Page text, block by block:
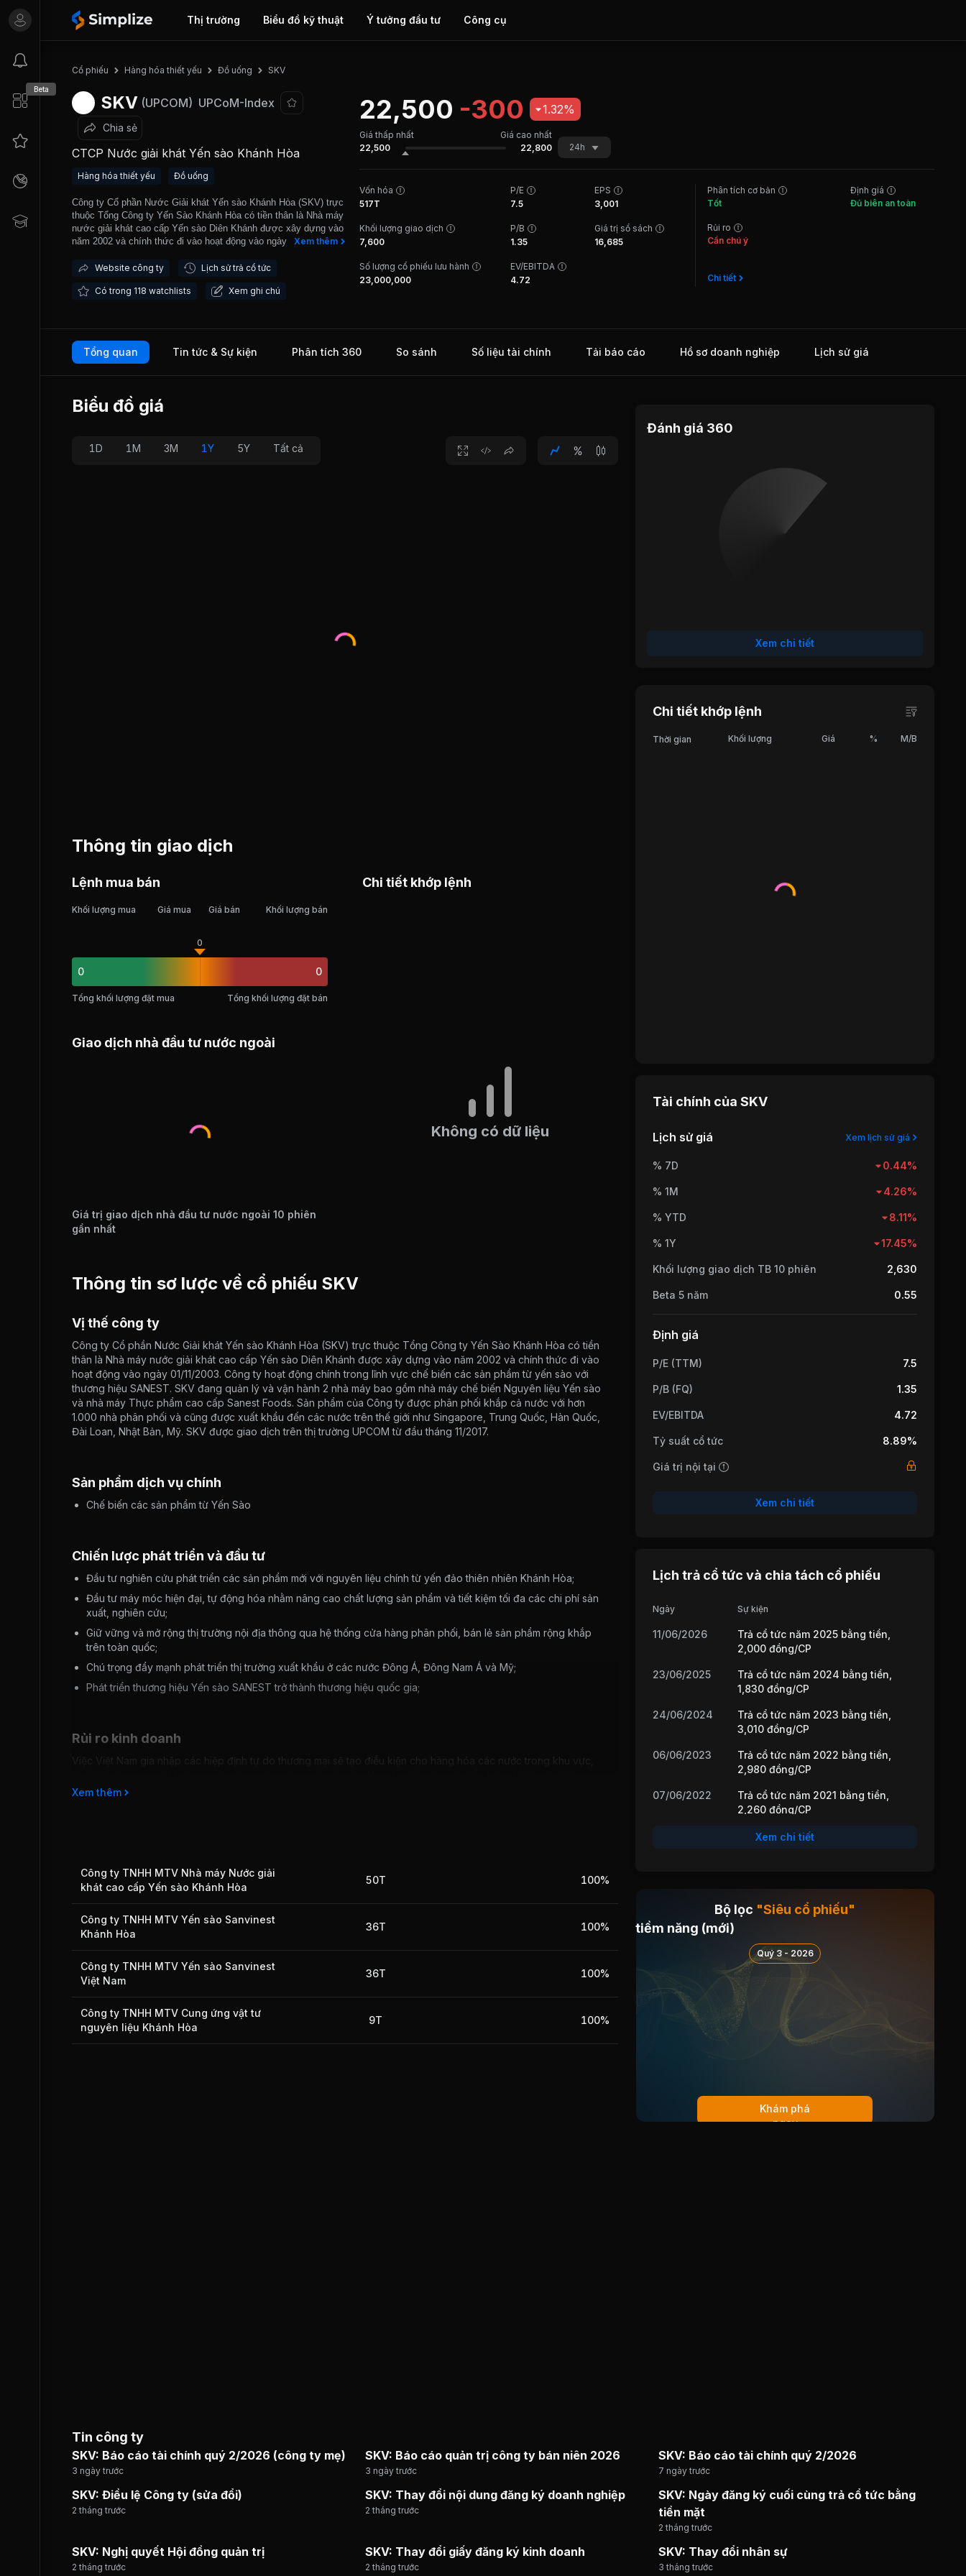
Thị trường Biểu đồ kỹ thuật Ý tưởng đầu tư Công cụ
Beta
Cổ phiếu Hàng hóa thiết yếu Đồ uống SKV
SKV (UPCOM) UPCoM-Index
Chia sẻ
CTCP Nước giải khát Yến sào Khánh Hòa
Hàng hóa thiết yếu Đồ uống
Công ty Cổ phần Nước Giải khát Yến sào Khánh Hòa (SKV) trực
thuộc Tổng Công ty Yến Sào Khánh Hòa có tiền thân là Nhà máy
nước giải khát cao cấp Yến sào Diên Khánh được xây dựng vào
năm 2002 và chính thức đi vào hoạt động vào ngày 01/11/2003.
yến sào với thương hiệu SANEST. SKV đang quản lý và vận
và nhà máy Thực phẩm cao cấp Sanest Foods. Sản phẩm của
Singapore, Trung Quốc, Hàn Quốc, Đài Loan, Nhật Bản, Mỹ. SKV
được giao dịch trên thị trường UPCOM từ đầu tháng 11/2017.
Xem thêm
Website công ty Lịch sử trả cổ tức
Có trong 118 watchlists Xem ghi chú
22,500 -300 1.32%
Giá thấp nhất
Giá cao nhất
22,500
22,800 24h
Vốn hóa
517T
P/E
7.5
EPS
3,001
Khối lượng giao dịch
7,600
P/B
1.35
Giá trị sổ sách
16,685
Số lượng cổ phiếu lưu hành
23,000,000
EV/EBITDA
4.72
Phân tích cơ bản
Tốt
Rủi ro
Cần chú ý
Chi tiết
Định giá
Đủ biên an toàn
Tổng quan Tin tức & Sự kiện Phân tích 360 So sánh Số liệu tài chính Tải báo cáo Hồ sơ doanh nghiệp Lịch sử giá
Biểu đồ giá
1D 1M 3M 1Y 5Y Tất cả
Thông tin giao dịch
Lệnh mua bán
Khối lượng mua Giá mua Giá bán Khối lượng bán
0
0
0
Tổng khối lượng đặt mua Tổng khối lượng đặt bán
Giao dịch nhà đầu tư nước ngoài
Giá trị giao dịch nhà đầu tư nước ngoài 10 phiên
gần nhất
Chi tiết khớp lệnh
Không có dữ liệu
Thông tin sơ lược về cổ phiếu SKV
Vị thế công ty
Công ty Cổ phần Nước Giải khát Yến sào Khánh Hòa (SKV) trực thuộc Tổng Công ty Yến Sào Khánh Hòa có tiền
thân là Nhà máy nước giải khát cao cấp Yến sào Diên Khánh được xây dựng vào năm 2002 và chính thức đi vào
hoạt động vào ngày 01/11/2003. Công ty hoạt động chính trong lĩnh vực chế biến các sản phẩm từ yến sào với
thương hiệu SANEST. SKV đang quản lý và vận hành 2 nhà máy bao gồm nhà máy chế biến Nguyên liệu Yến sào
và nhà máy Thực phẩm cao cấp Sanest Foods. Sản phẩm của Công ty được phân phối khắp cả nước với hơn
1.000 nhà phân phối và cũng được xuất khẩu đến các nước trên thế giới như Singapore, Trung Quốc, Hàn Quốc,
Đài Loan, Nhật Bản, Mỹ. SKV được giao dịch trên thị trường UPCOM từ đầu tháng 11/2017.
Sản phẩm dịch vụ chính
Chế biến các sản phẩm từ Yến Sào
Chiến lược phát triển và đầu tư
Đầu tư nghiên cứu phát triển các sản phẩm mới với nguyên liệu chính từ yến đảo thiên nhiên Khánh Hòa;
Đầu tư máy móc hiện đại, tự động hóa nhằm nâng cao chất lượng sản phẩm và tiết kiệm tối đa các chi phí sản
xuất, nghiên cứu;
Giữ vững và mở rộng thị trường nội địa thông qua hệ thống cửa hàng phân phối, bán lẻ sản phẩm rộng khắp
trên toàn quốc;
Chú trọng đẩy mạnh phát triển thị trường xuất khẩu ở các nước Đông Á, Đông Nam Á và Mỹ;
Phát triển thương hiệu Yến sào SANEST trở thành thương hiệu quốc gia;
Rủi ro kinh doanh
Việc Việt Nam gia nhập các hiệp định tự do thương mại sẽ tạo điều kiện cho hàng hóa các nước trong khu vực,
Nam, từ đó gây sức ép cạnh tranh ngày càng lớn lên hoạt động kinh doanh của Công ty.
Xem thêm
Công ty TNHH MTV Nhà máy Nước giải
khát cao cấp Yến sào Khánh Hòa
50T 100%
Công ty TNHH MTV Yến sào Sanvinest
Khánh Hòa
36T 100%
Công ty TNHH MTV Yến sào Sanvinest
Việt Nam
36T 100%
Công ty TNHH MTV Cung ứng vật tư
nguyên liệu Khánh Hòa
9T 100%
Đánh giá 360
Xem chi tiết
Chi tiết khớp lệnh
Thời gian Khối lượng Giá % M/B
Tài chính của SKV
Lịch sử giá Xem lịch sử giá
% 7D 0.44%
% 1M 4.26%
% YTD 8.11%
% 1Y 17.45%
Khối lượng giao dịch TB 10 phiên 2,630
Beta 5 năm 0.55
Định giá
P/E (TTM) 7.5
P/B (FQ) 1.35
EV/EBITDA 4.72
Tỷ suất cổ tức 8.89%
Giá trị nội tại
Xem chi tiết
Lịch trả cổ tức và chia tách cổ phiếu
Ngày Sự kiện
11/06/2026
Trả cổ tức năm 2025 bằng tiền,
2,000 đồng/CP
23/06/2025
Trả cổ tức năm 2024 bằng tiền,
1,830 đồng/CP
24/06/2024
Trả cổ tức năm 2023 bằng tiền,
3,010 đồng/CP
06/06/2023
Trả cổ tức năm 2022 bằng tiền,
2,980 đồng/CP
07/06/2022
Trả cổ tức năm 2021 bằng tiền,
2,260 đồng/CP
Cổ tức bằng Tiền, tỷ lệ 23.77%
Cổ tức bằng Tiền, tỷ lệ 23.4%
Xem chi tiết
Bộ lọc "Siêu cổ phiếu"
tiềm năng (mới)
Quý 3 - 2026
Khám phá
ngay
Tin công ty
SKV: Báo cáo tài chính quý 2/2026 (công ty mẹ)
3 ngày trước
SKV: Báo cáo quản trị công ty bán niên 2026
3 ngày trước
SKV: Báo cáo tài chính quý 2/2026
7 ngày trước
SKV: Điều lệ Công ty (sửa đổi)
2 tháng trước
SKV: Thay đổi nội dung đăng ký doanh nghiệp
2 tháng trước
SKV: Ngày đăng ký cuối cùng trả cổ tức bằng
tiền mặt
2 tháng trước
SKV: Nghị quyết Hội đồng quản trị
2 tháng trước
SKV: Thay đổi giấy đăng ký kinh doanh
2 tháng trước
SKV: Thay đổi nhân sự
3 tháng trước